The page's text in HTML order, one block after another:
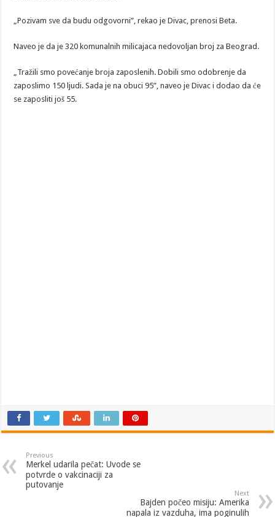
„Pozivam sve da budu odgovorni”, rekao je Divac, prenosi Beta.
Naveo je da je 320 komunalnih milicajaca nedovoljan broj za Beograd.
„Tražili smo povećanje broja zaposlenih. Dobili smo odobrenje da
zaposlimo 150 ljudi. Sada je na obuci 95”, naveo je Divac i dodao da će
se zaposliti još 55.
Previous
Merkel udarila pečat: Uvode se
potvrde o vakcinaciji za
putovanje
Next
Bajden počeo misiju: Amerika
napala iz vazduha, ima poginulih